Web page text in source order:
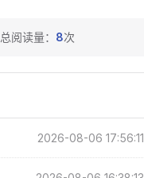
阅读量： 8次
2026-08-06 17:56:11